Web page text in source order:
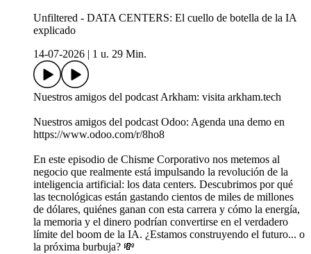
Unfiltered - DATA CENTERS: El cuello de botella de la IA
explicado
14-07-2026
1 u. 29 Min.
Nuestros amigos del podcast Arkham: visita arkham.tech
Nuestros amigos del podcast Odoo: Agenda una demo en
https://www.odoo.com/r/8ho8
En este episodio de Chisme Corporativo nos metemos al
negocio que realmente está impulsando la revolución de la
inteligencia artificial: los data centers. Descubrimos por qué
las tecnológicas están gastando cientos de miles de millones
de dólares, quiénes ganan con esta carrera y cómo la energía,
la memoria y el dinero podrían convertirse en el verdadero
límite del boom de la IA. ¿Estamos construyendo el futuro... o
la próxima burbuja? 💸